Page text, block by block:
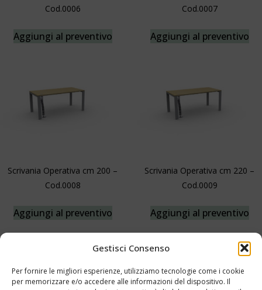
Gestisci Consenso
Per fornire le migliori esperienze, utilizziamo tecnologie come i cookie
per memorizzare e/o accedere alle informazioni del dispositivo. Il
Cod.0006
Aggiungi al preventivo
Cod.0007
Aggiungi al preventivo
Scrivania Operativa cm 200 –
Cod.0008
Aggiungi al preventivo
Scrivania Operativa cm 220 –
Cod.0009
Aggiungi al preventivo